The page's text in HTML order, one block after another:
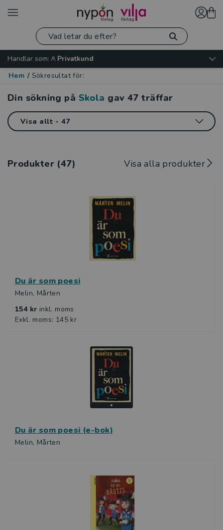
Handlar som:
Privatkund
Hem / Sökresultat för:
Din sökning på Skola gav47 träffar
Produkter (47) Visa alla produkter
Du är som poesi
Melin, Mårten
154 kr inkl. moms
Exkl. moms: 145 kr
Du är som poesi (e-bok)
Melin, Mårten